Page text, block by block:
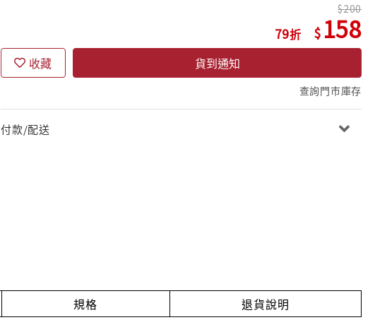
79
200
158
收藏 貨到通知
查詢門市庫存
付款/配送
規格 退貨說明